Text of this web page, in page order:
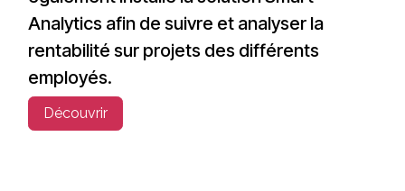
Analytics afin de suivre et analyser la
rentabilité sur projets des différents
employés.
Découvrir